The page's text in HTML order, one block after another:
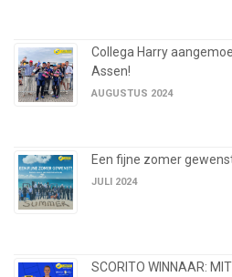
Collega Harry
Assen!
AUGUSTUS 2024
Een fijne zomer
JULI 2024
SCORITO WINNAAR: